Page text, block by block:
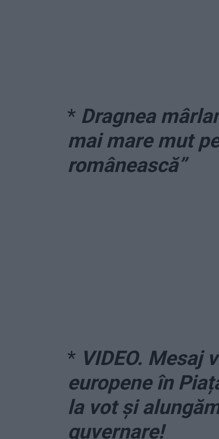
* Dragnea
mai mare mut
românească”
* VIDEO. Mesaj
europene în
la vot și
guvernare!